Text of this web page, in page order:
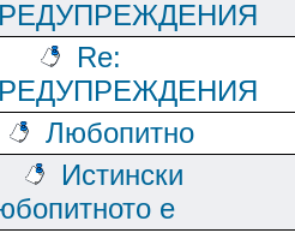
Re:
Любопитно
Истински
е